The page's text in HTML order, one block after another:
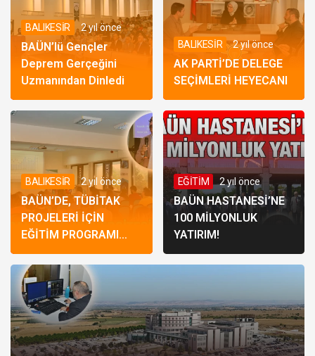
BALIKESİR 2 yıl önce
BAÜN’lü Gençler
Deprem Gerçeğini
Uzmanından Dinledi
BALIKESİR 2 yıl önce
AK PARTİ’DE DELEGE
SEÇİMLERİ HEYECANI
BALIKESİR 2 yıl önce
BAÜN’DE, TÜBİTAK
PROJELERİ İÇİN
EĞİTİM PROGRAMI
GERÇEKLEŞTİRİLİYOR
EĞİTİM 2 yıl önce
BAÜN HASTANESİ’NE
100 MİLYONLUK
YATIRIM!